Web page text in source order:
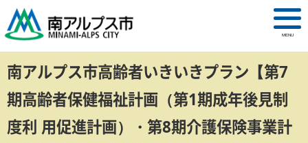
MENU
南アルプス市高齢者いきいきプラン【第7
期高齢者保健福祉計画（第1期成年後見制
度利 用促進計画）・第8期介護保険事業計